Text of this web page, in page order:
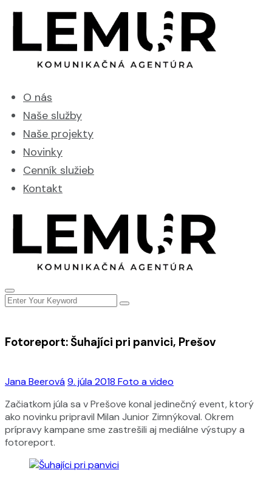
O nás
Naše služby
Naše projekty
Novinky
Cenník služieb
Kontakt
Jana Beerová9. júla 2018 Foto a video
Fotoreport: Šuhajíci pri panvici, Prešov
Začiatkom júla sa v Prešove konal jedinečný event, ktorý
ako novinku pripravil Milan Junior Zimnýkoval. Okrem
prípravy kampane sme zastrešili aj mediálne výstupy a
fotoreport.